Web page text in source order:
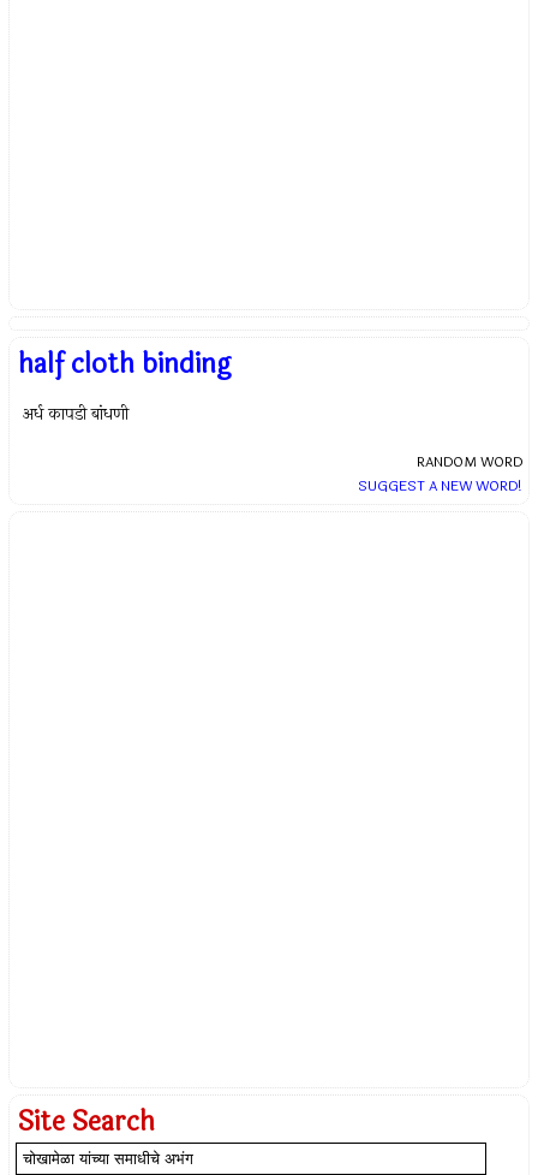
half cloth binding
अर्ध कापडी बांधणी
RANDOM WORD
SUGGEST A NEW WORD!
Site Search